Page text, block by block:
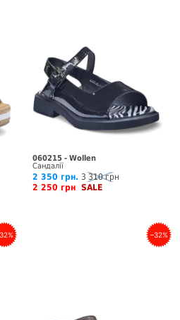
060215 - Wollen
Сандалії
2 350 грн. 3 310 грн
2 250 грн SALE
–32%